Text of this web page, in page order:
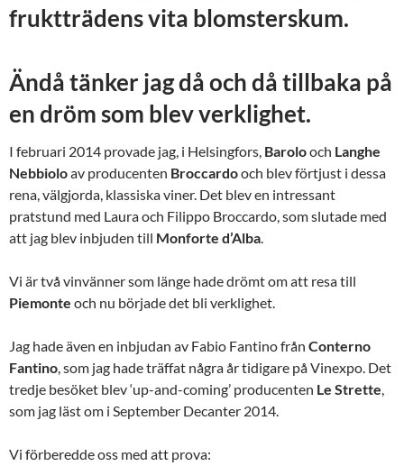
fruktträdens vita blomsterskum.
Ändå tänker jag då och då tillbaka på
en dröm som blev verklighet.
I februari 2014 provade jag, i Helsingfors, Barolooch Langhe
Nebbioloav producenten Broccardooch blev förtjust i dessa
rena, välgjorda, klassiska viner. Det blev en intressant
pratstund med Laura och Filippo Broccardo, som slutade med
att jag blev inbjuden till Monforte d’Alba.
Vi är två vinvänner som länge hade drömt om att resa till
Piemonte och nu började det bli verklighet.
Jag hade även en inbjudan av Fabio Fantino från Conterno
Fantino, som jag hade träffat några år tidigare på Vinexpo. Det
tredje besöket blev ‘up-and-coming’ producenten Le Strette,
som jag läst om i September Decanter 2014.
Vi förberedde oss med att prova: